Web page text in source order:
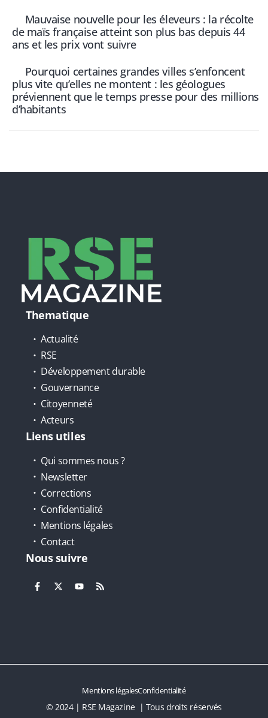
Mauvaise nouvelle pour les éleveurs : la récolte
de maïs française atteint son plus bas depuis 44
ans et les prix vont suivre
Pourquoi certaines grandes villes s’enfoncent
plus vite qu’elles ne montent : les géologues
préviennent que le temps presse pour des millions
d’habitants
Thematique
Actualité
RSE
Développement durable
Gouvernance
Citoyenneté
Acteurs
Liens utiles
Qui sommes nous ?
Newsletter
Corrections
Confidentialité
Mentions légales
Contact
Nous suivre
© 2024 | RSE Magazine | Tous droits réservés
Mentions légalesConfidentialité